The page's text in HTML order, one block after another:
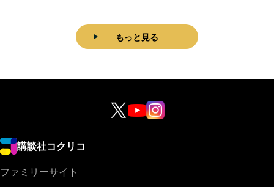
もっと見る
講談社コクリコ
ファミリーサイト